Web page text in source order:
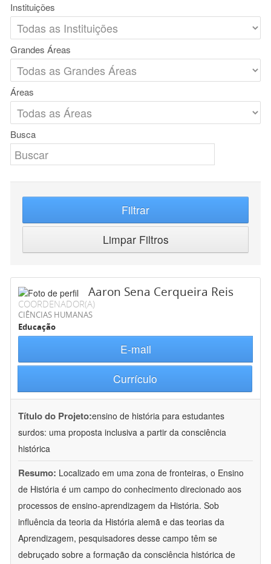
Instituições
Grandes Áreas
Áreas
Busca
Filtrar
Limpar Filtros
Aaron Sena Cerqueira Reis
COORDENADOR(A)
CIÊNCIAS HUMANAS
Educação
E-mail
Currículo
Título do Projeto:ensino de história para estudantes
surdos: uma proposta inclusiva a partir da consciência
histórica
Resumo: Localizado em uma zona de fronteiras, o Ensino
de História é um campo do conhecimento direcionado aos
processos de ensino-aprendizagem da História. Sob
influência da teoria da História alemã e das teorias da
Aprendizagem, pesquisadores desse campo têm se
debruçado sobre a formação da consciência histórica de